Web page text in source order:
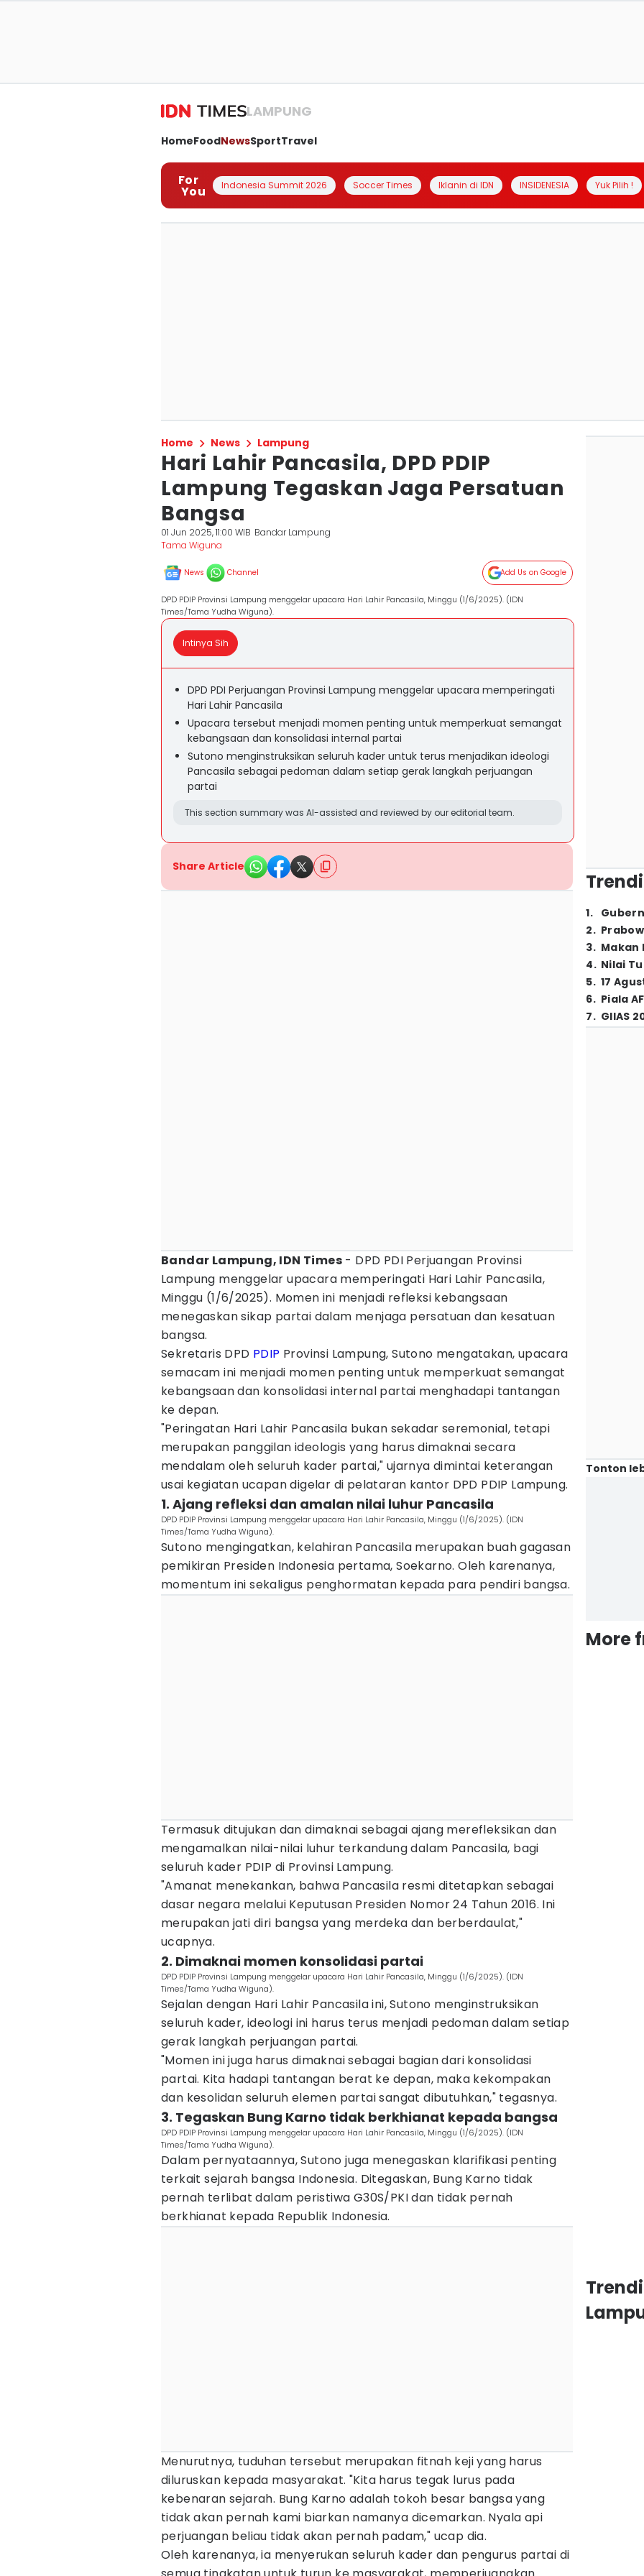
LAMPUNG
HomeFoodNewsSportTravel
For
You Indonesia Summit 2026 Soccer Times Iklanin di IDN INSIDENESIA Yuk Pilih !
Home News Lampung
Hari Lahir Pancasila, DPD PDIP
Lampung Tegaskan Jaga Persatuan
Bangsa
01 Jun 2025, 11:00 WIB Bandar Lampung
Tama Wiguna
News Channel Add Us on Google
DPD PDIP Provinsi Lampung menggelar upacara Hari Lahir Pancasila, Minggu (1/6/2025). (IDN
Times/Tama Yudha Wiguna).
Intinya Sih
DPD PDI Perjuangan Provinsi Lampung menggelar upacara memperingati
Hari Lahir Pancasila
Upacara tersebut menjadi momen penting untuk memperkuat semangat
kebangsaan dan konsolidasi internal partai
Sutono menginstruksikan seluruh kader untuk terus menjadikan ideologi
Pancasila sebagai pedoman dalam setiap gerak langkah perjuangan
partai
This section summary was AI-assisted and reviewed by our editorial team.
Share Article
Bandar Lampung, IDN Times - DPD PDI Perjuangan Provinsi
Lampung menggelar upacara memperingati Hari Lahir Pancasila,
Minggu (1/6/2025). Momen ini menjadi refleksi kebangsaan
menegaskan sikap partai dalam menjaga persatuan dan kesatuan
bangsa.
Sekretaris DPD PDIP Provinsi Lampung, Sutono mengatakan, upacara
semacam ini menjadi momen penting untuk memperkuat semangat
kebangsaan dan konsolidasi internal partai menghadapi tantangan
ke depan.
"Peringatan Hari Lahir Pancasila bukan sekadar seremonial, tetapi
merupakan panggilan ideologis yang harus dimaknai secara
mendalam oleh seluruh kader partai," ujarnya dimintai keterangan
usai kegiatan ucapan digelar di pelataran kantor DPD PDIP Lampung.
1. Ajang refleksi dan amalan nilai luhur Pancasila
DPD PDIP Provinsi Lampung menggelar upacara Hari Lahir Pancasila, Minggu (1/6/2025). (IDN
Times/Tama Yudha Wiguna).
Sutono mengingatkan, kelahiran Pancasila merupakan buah gagasan
pemikiran Presiden Indonesia pertama, Soekarno. Oleh karenanya,
momentum ini sekaligus penghormatan kepada para pendiri bangsa.
Termasuk ditujukan dan dimaknai sebagai ajang merefleksikan dan
mengamalkan nilai-nilai luhur terkandung dalam Pancasila, bagi
seluruh kader PDIP di Provinsi Lampung.
"Amanat menekankan, bahwa Pancasila resmi ditetapkan sebagai
dasar negara melalui Keputusan Presiden Nomor 24 Tahun 2016. Ini
merupakan jati diri bangsa yang merdeka dan berberdaulat,"
ucapnya.
2. Dimaknai momen konsolidasi partai
DPD PDIP Provinsi Lampung menggelar upacara Hari Lahir Pancasila, Minggu (1/6/2025). (IDN
Times/Tama Yudha Wiguna).
Sejalan dengan Hari Lahir Pancasila ini, Sutono menginstruksikan
seluruh kader, ideologi ini harus terus menjadi pedoman dalam setiap
gerak langkah perjuangan partai.
"Momen ini juga harus dimaknai sebagai bagian dari konsolidasi
partai. Kita hadapi tantangan berat ke depan, maka kekompakan
dan kesolidan seluruh elemen partai sangat dibutuhkan," tegasnya.
3. Tegaskan Bung Karno tidak berkhianat kepada bangsa
DPD PDIP Provinsi Lampung menggelar upacara Hari Lahir Pancasila, Minggu (1/6/2025). (IDN
Times/Tama Yudha Wiguna).
Dalam pernyataannya, Sutono juga menegaskan klarifikasi penting
terkait sejarah bangsa Indonesia. Ditegaskan, Bung Karno tidak
pernah terlibat dalam peristiwa G30S/PKI dan tidak pernah
berkhianat kepada Republik Indonesia.
Menurutnya, tuduhan tersebut merupakan fitnah keji yang harus
diluruskan kepada masyarakat. "Kita harus tegak lurus pada
kebenaran sejarah. Bung Karno adalah tokoh besar bangsa yang
tidak akan pernah kami biarkan namanya dicemarkan. Nyala api
perjuangan beliau tidak akan pernah padam," ucap dia.
Oleh karenanya, ia menyerukan seluruh kader dan pengurus partai di
1.
2.
3. Makan
4. Nilai
5. 17
6. Piala
7. GIIAS
Tonton
More